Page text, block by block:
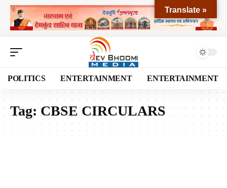
POLITICS ENTERTAINMENT ENTERTAINMENT
Tag: CBSE CIRCULARS
Translate »